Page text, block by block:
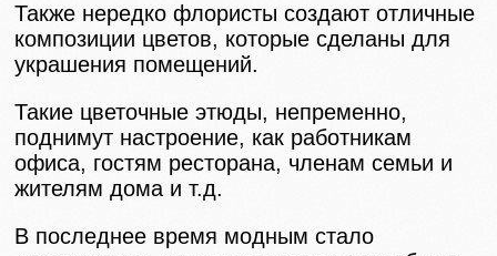
Также нередко флористы создают отличные
композиции цветов, которые сделаны для
украшения помещений.
Такие цветочные этюды, непременно,
поднимут настроение, как работникам
офиса, гостям ресторана, членам семьи и
жителям дома и т.д.
В последнее время модным стало